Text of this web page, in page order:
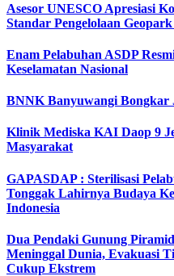
Asesor UNESCO Apresiasi
Standar Pengelolaan
Enam Pelabuhan ASDP
Keselamatan Nasional
BNNK Banyuwangi
Klinik Mediska KAI Daop 9
Masyarakat
GAPASDAP : Sterilisasi
Tonggak Lahirnya Budaya
Indonesia
Dua Pendaki Gunung
Meninggal Dunia, Evakuasi
Cukup Ekstrem